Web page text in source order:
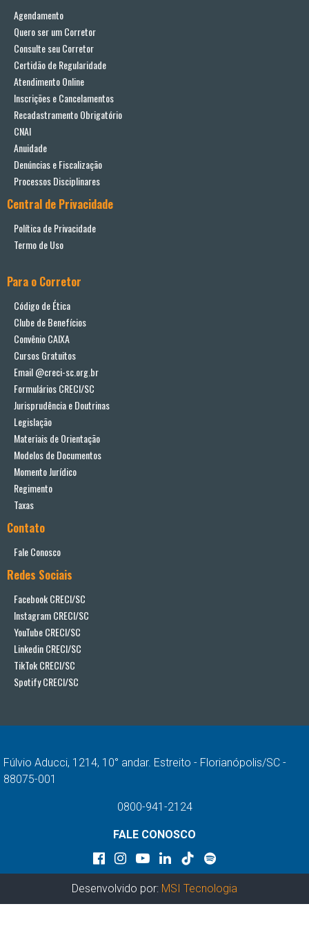
Agendamento
Quero ser um Corretor
Consulte seu Corretor
Certidão de Regularidade
Atendimento Online
Inscrições e Cancelamentos
Recadastramento Obrigatório
CNAI
Anuidade
Denúncias e Fiscalização
Processos Disciplinares
Central de Privacidade
Política de Privacidade
Termo de Uso
Para o Corretor
Código de Ética
Clube de Benefícios
Convênio CAIXA
Cursos Gratuitos
Email @creci-sc.org.br
Formulários CRECI/SC
Jurisprudência e Doutrinas
Legislação
Materiais de Orientação
Modelos de Documentos
Momento Jurídico
Regimento
Taxas
Contato
Fale Conosco
Redes Sociais
Facebook CRECI/SC
Instagram CRECI/SC
YouTube CRECI/SC
Linkedin CRECI/SC
TikTok CRECI/SC
Spotify CRECI/SC
Fúlvio Aducci, 1214, 10° andar. Estreito - Florianópolis/SC -
88075-001
0800-941-2124
FALE CONOSCO
Desenvolvido por: MSI Tecnologia